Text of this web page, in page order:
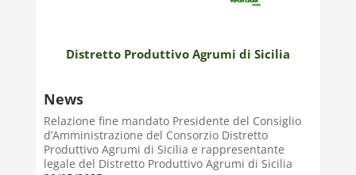
Distretto Produttivo Agrumi di Sicilia
News
Relazione fine mandato Presidente del Consiglio
d’Amministrazione del Consorzio Distretto
Produttivo Agrumi di Sicilia e rappresentante
legale del Distretto Produttivo Agrumi di Sicilia